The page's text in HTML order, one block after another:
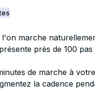
l'on marche
près de 100 pas
de marche à
la cadence